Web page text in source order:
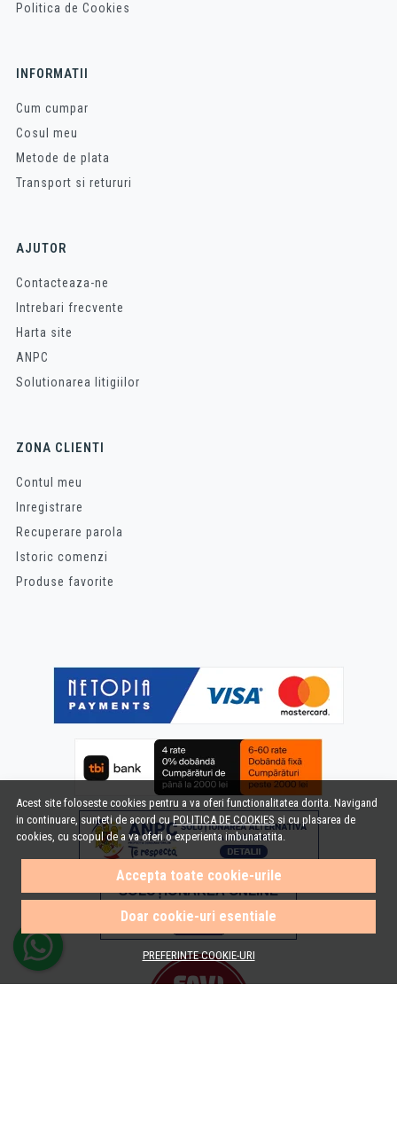
Acest site foloseste cookies pentru a va oferi functionalitatea dorita. Navigand
in continuare, sunteti de acord cuPOLITICA DE COOKIES si cu plasarea de
cookies, cu scopul de a va oferi o experienta imbunatatita.
Accepta toate cookie-urile
Doar cookie-uri esentiale
PREFERINTE COOKIE-URI
Politica de Cookies
INFORMATII
Cum cumpar
Cosul meu
Metode de plata
Transport si retururi
AJUTOR
Contacteaza-ne
Intrebari frecvente
Harta site
ANPC
Solutionarea litigiilor
ZONA CLIENTI
Contul meu
Inregistrare
Recuperare parola
Istoric comenzi
Produse favorite